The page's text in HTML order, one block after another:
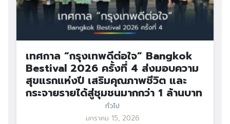
เทศกาล “กรุงเทพดีต่อใจ” Bangkok
Bestival 2026 ครั้งที่ 4 ส่งมอบความ
สุขแรกแห่งปี เสริมคุณภาพชีวิต และ
กระจายรายได้สู่ชุมชนมากกว่า 1 ล้านบาท
ทั่วไป
มกราคม 15, 2026